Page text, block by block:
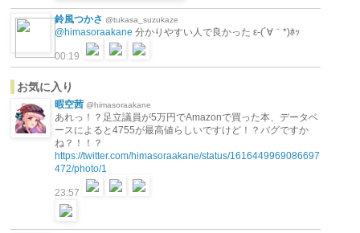
鈴風つかさ @tukasa_suzukaze
@himasoraakane 分かりやすい人で良かった ε-(´∀｀*)ﾎｯ
00:19
お気に入り
暇空茜 @himasoraakane
あれっ！？足立議員が5万円でAmazonで買った本、データベ
ースによると4755が最高値らしいですけど！？バグですか
ね？！！？
https://twitter.com/himasoraakane/status/1616449969086697
472/photo/1
23:57